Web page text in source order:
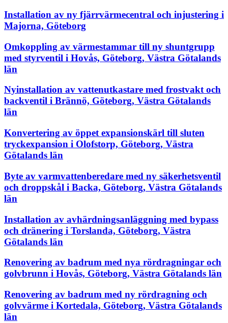
Installation av ny fjärrvärmecentral och injustering i
Majorna, Göteborg
Omkoppling av värmestammar till ny shuntgrupp
med styrventil i Hovås, Göteborg, Västra Götalands
län
Nyinstallation av vattenutkastare med frostvakt och
backventil i Brännö, Göteborg, Västra Götalands
län
Konvertering av öppet expansionskärl till sluten
tryckexpansion i Olofstorp, Göteborg, Västra
Götalands län
Byte av varmvattenberedare med ny säkerhetsventil
och droppskål i Backa, Göteborg, Västra Götalands
län
Installation av avhärdningsanläggning med bypass
och dränering i Torslanda, Göteborg, Västra
Götalands län
Renovering av badrum med nya rördragningar och
golvbrunn i Hovås, Göteborg, Västra Götalands län
Renovering av badrum med ny rördragning och
golvvärme i Kortedala, Göteborg, Västra Götalands
län